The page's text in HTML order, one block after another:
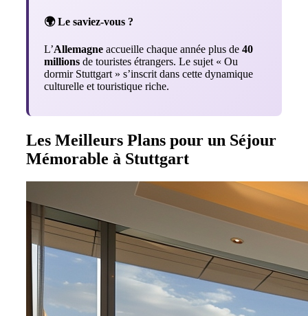
🌍 Le saviez-vous ?
L’Allemagne accueille chaque année plus de 40
millions de touristes étrangers. Le sujet « Ou
dormir Stuttgart » s’inscrit dans cette dynamique
culturelle et touristique riche.
Les Meilleurs Plans pour un Séjour
Mémorable à Stuttgart